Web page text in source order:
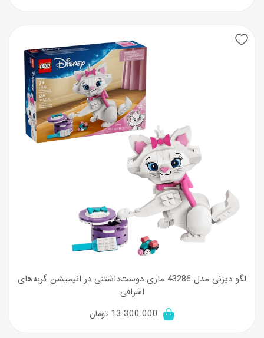
لگو دیزنی مدل 43286 ماری دوست‌داشتنی در انیمیشن گربه‌های
اشرافی
13.300.000 تومان